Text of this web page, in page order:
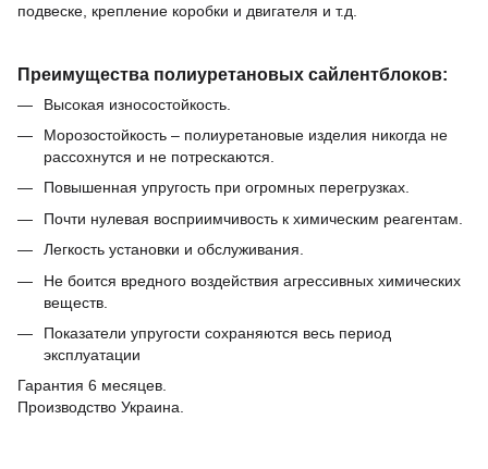
подвеске, крепление коробки и двигателя и т.д.
Преимущества полиуретановых сайлентблоков:
Высокая износостойкость.
Морозостойкость – полиуретановые изделия никогда не
рассохнутся и не потрескаются.
Повышенная упругость при огромных перегрузках.
Почти нулевая восприимчивость к химическим реагентам.
Легкость установки и обслуживания.
Не боится вредного воздействия агрессивных химических
веществ.
Показатели упругости сохраняются весь период
эксплуатации
Гарантия 6 месяцев.
Производство Украина.